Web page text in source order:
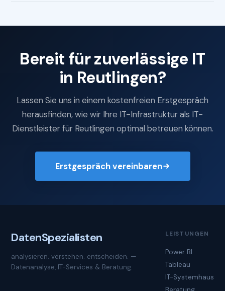
Bereit für zuverlässige IT
in Reutlingen?
Lassen Sie uns in einem kostenfreien Erstgespräch
herausfinden, wie wir Ihre IT-Infrastruktur als IT-
Dienstleister für Reutlingen optimal betreuen können.
Erstgespräch vereinbaren
DatenSpezialisten
analysieren. verstehen. entscheiden. —
Datenanalyse, IT-Services & Beratung.
LEISTUNGEN
Power BI
Tableau
IT-Systemhaus